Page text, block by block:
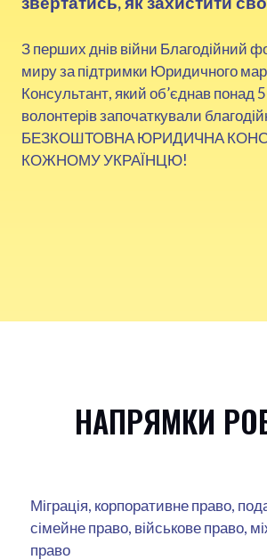
З перших днів війни Благодійний
миру за підтримки Юридичного
Консультант, який об’єднав понад
волонтерів започаткували
БЕЗКОШТОВНА ЮРИДИЧНА
КОЖНОМУ УКРАЇНЦЮ!
НАПРЯМКИ
Міграція, корпоративне право,
сімейне право, військове право,
право